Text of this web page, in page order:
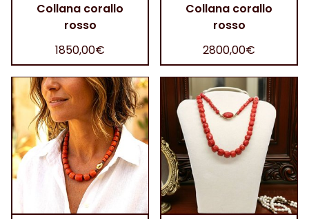
Collana corallo
rosso
1850,00€
Collana corallo
rosso
2800,00€